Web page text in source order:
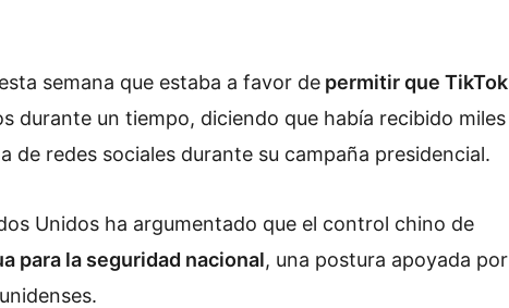
semana que estaba a favor de permitir que TikTok
durante un tiempo, diciendo que había recibido miles
de redes sociales durante su campaña presidencial.
Unidos ha argumentado que el control chino de
para la seguridad nacional, una postura apoyada por